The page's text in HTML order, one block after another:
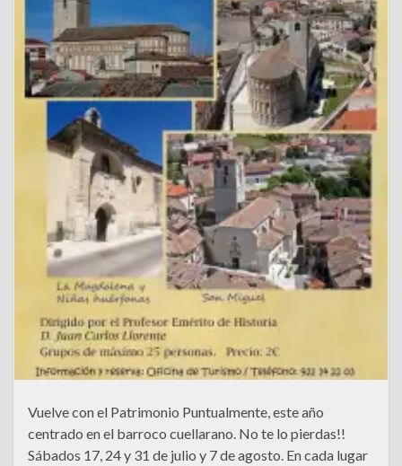
Vuelve con el Patrimonio Puntualmente, este año
centrado en el barroco cuellarano. No te lo pierdas!!
Sábados 17, 24 y 31 de julio y 7 de agosto. En cada lugar